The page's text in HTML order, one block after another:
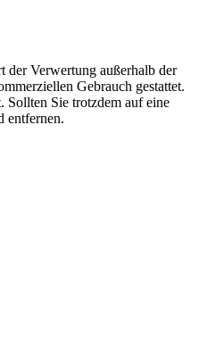
der Verwertung außerhalb der
Gebrauch gestattet.
Sollten Sie trotzdem auf eine
entfernen.